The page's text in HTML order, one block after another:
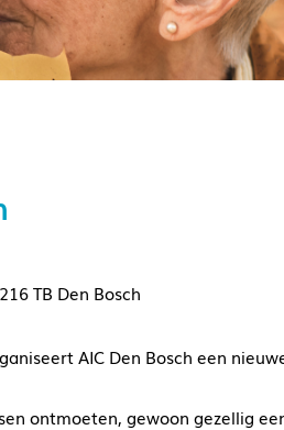
TB Den Bosch
AIC Den Bosch een
ontmoeten, gewoon gezellig